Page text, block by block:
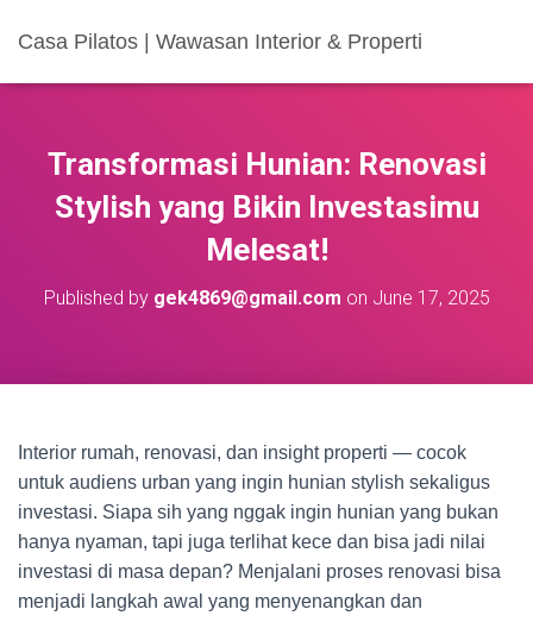
Casa Pilatos | Wawasan Interior & Properti
Transformasi Hunian: Renovasi
Stylish yang Bikin Investasimu
Melesat!
Published by gek4869@gmail.com on June 17, 2025
Interior rumah, renovasi, dan insight properti — cocok
untuk audiens urban yang ingin hunian stylish sekaligus
investasi. Siapa sih yang nggak ingin hunian yang bukan
hanya nyaman, tapi juga terlihat kece dan bisa jadi nilai
investasi di masa depan? Menjalani proses renovasi bisa
menjadi langkah awal yang menyenangkan dan